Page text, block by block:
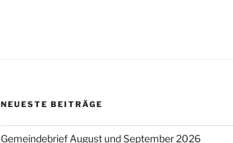
NEUESTE BEITRÄGE
Gemeindebrief August und September 2026